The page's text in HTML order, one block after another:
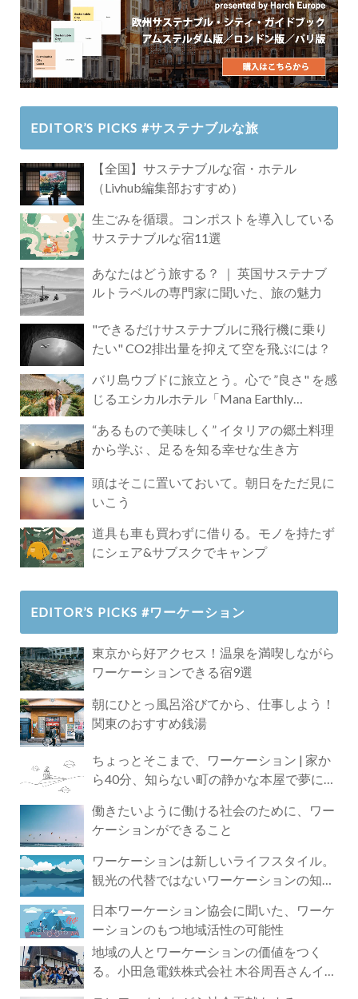
EDITOR’S PICKS #サステナブルな旅
【全国】サステナブルな宿・ホテル
（Livhub編集部おすすめ）
生ごみを循環。コンポストを導入している
サステナブルな宿11選
あなたはどう旅する？ ｜ 英国サステナブ
ルトラベルの専門家に聞いた、旅の魅力
"できるだけサステナブルに飛行機に乗り
たい" CO2排出量を抑えて空を飛ぶには？
バリ島ウブドに旅立とう。心で ”良さ" を感
じるエシカルホテル「Mana Earthly
“あるもので美味しく” イタリアの郷土料理
から学ぶ 、足るを知る幸せな生き方
頭はそこに置いておいて。朝日をただ見に
いこう
道具も車も買わずに借りる。モノを持たず
にシェア&サブスクでキャンプ
EDITOR’S PICKS #ワーケーション
東京から好アクセス！温泉を満喫しながら
ワーケーションできる宿9選
朝にひとっ風呂浴びてから、仕事しよう！
関東のおすすめ銭湯
ちょっとそこまで、ワーケーション | 家か
ら40分、知らない町の静かな本屋で夢に近
働きたいように働ける社会のために、ワー
ケーションができること
ワーケーションは新しいライフスタイル。
観光の代替ではないワーケーションの知ら
日本ワーケーション協会に聞いた、ワーケ
ーションのもつ地域活性の可能性
地域の人とワーケーションの価値をつく
る。小田急電鉄株式会社 木谷周吾さんイン